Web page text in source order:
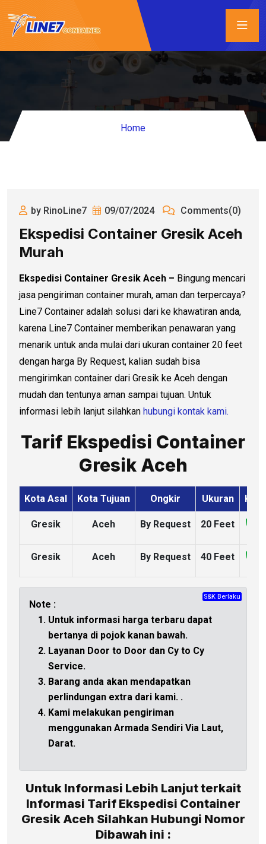
Home
by RinoLine7 09/07/2024 Comments(0)
Ekspedisi Container Gresik Aceh
Murah
Ekspedisi Container Gresik Aceh – Bingung mencari
jasa pengiriman container murah, aman dan terpercaya?
Line7 Container adalah solusi dari ke khawatiran anda,
karena Line7 Container memberikan penawaran yang
menarik untuk anda mulai dari ukuran container 20 feet
dengan harga By Request, kalian sudah bisa
mengirimkan container dari Gresik ke Aceh dengan
mudah dan tentunya aman sampai tujuan. Untuk
informasi lebih lanjut silahkan hubungi kontak kami.
Tarif Ekspedisi Container
Gresik Aceh
Kota Asal Kota Tujuan Ongkir Ukuran
Gresik Aceh By Request 20 Feet
Gresik Aceh By Request 40 Feet
Note :
Untuk informasi harga terbaru dapat
bertanya di
CHAT
pojok kanan bawah.
Layanan Door to Door dan Cy to Cy
Service.
Barang anda akan mendapatkan
perlindungan extra dari kami.
S&K Berlaku
.
Kami melakukan pengiriman
menggunakan Armada Sendiri Via Laut,
Darat.
Untuk Informasi Lebih Lanjut terkait
Informasi Tarif Ekspedisi Container
Gresik Aceh Silahkan Hubungi Nomor
Dibawah ini :